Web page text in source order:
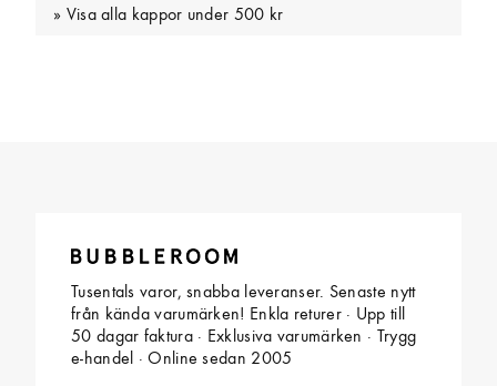
Visa alla kappor under 500 kr
Tusentals varor, snabba leveranser. Senaste nytt
från kända varumärken! Enkla returer · Upp till
50 dagar faktura · Exklusiva varumärken · Trygg
e-handel · Online sedan 2005